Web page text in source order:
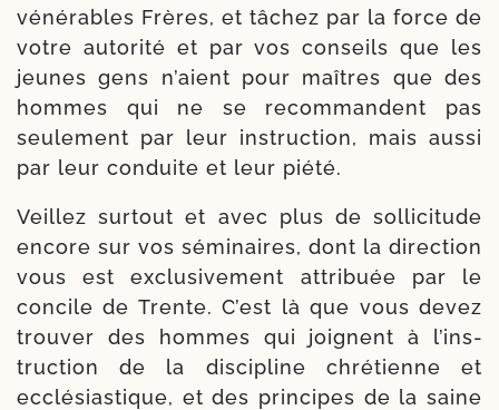
véné­rables Frères, et tâchez par la force de
votre auto­ri­té et par vos conseils que les
jeunes gens n’aient pour maîtres que des
hommes qui ne se recom­mandent pas
seule­ment par leur ins­truc­tion, mais aus­si
par leur conduite et leur piété.
Veillez sur­tout et avec plus de sol­li­ci­tude
encore sur vos sémi­naires, dont la direc­tion
vous est exclu­si­ve­ment attri­buée par le
concile de Trente. C’est là que vous devez
trou­ver des hommes qui joignent à l’ins­
truc­tion de la dis­ci­pline chré­tienne et
ecclé­sias­tique, et des prin­cipes de la saine